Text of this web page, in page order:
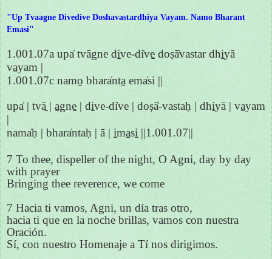
"Up Tvaagne Divedive Doshavastardhiya Vayam. Namo Bharant
Emasi"
1.001.07a upa̍ tvāgne di̱ve-di̍ve̱ doṣā̍vastar dhi̱yā
va̱yam |
1.001.07c namo̱ bhara̍nta̱ ema̍si ||
upa̍ | tvā̱ | a̱gne̱ | di̱ve-di̍ve | doṣā̍-vastaḥ | dhi̱yā | va̱yam
|
nama̍ḥ | bhara̍ntaḥ | ā | i̱ma̱si̱ ||1.001.07||
7 To thee, dispeller of the night, O Agni, day by day
with prayer
Bringing thee reverence, we come
7 Hacia ti vamos, Agni, un día tras otro,
hacia ti que en la noche brillas, vamos con nuestra
Oración.
Sí, con nuestro Homenaje a Tí nos dirigimos.